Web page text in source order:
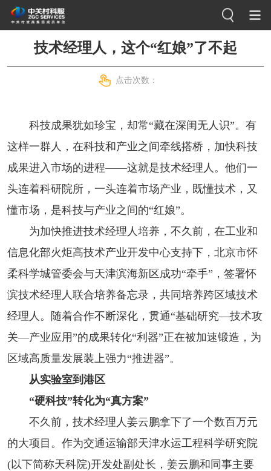
技术经理人，这个“红娘”了不起
点击次数：
科技成果犹如珍宝，却常“藏在深闺无人识”。有
这样一群人，在科技和产业之间牵线搭桥，加快科技
成果进入市场的进程——这就是技术经理人。他们一
头连着科研院所，一头连着市场产业，既懂技术，又
懂市场，是科技与产业之间的“红娘”。
为加快推进技术经理人培养，不久前，在工业和
信息化部火炬高技术产业开发中心支持下，北京市怀
柔科学城管委会与天津滨海新区成功“牵手”，签署怀
滨技术经理人联合培养备忘录，共同培养跨区域技术
经理人。随着合作不断深化，贯通“基础研究—技术攻
关—产业应用”的成果转化“利器”正在被加速锻造，为
区域高质量发展装上强力“推进器”。
从实验室到港区
“硬科技”转化为“真方案”
不久前，技术经理人姜云鹏拿下了一个数百万元
的大项目。作为交通运输部天津水运工程科学研究院
(以下简称天科院)开发处副处长，姜云鹏和同事主要